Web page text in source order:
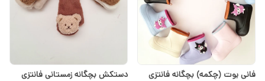
فانی بوت (چکمه) بچگانه فانتزی
دستکش بچگانه زمستانی فانتزی